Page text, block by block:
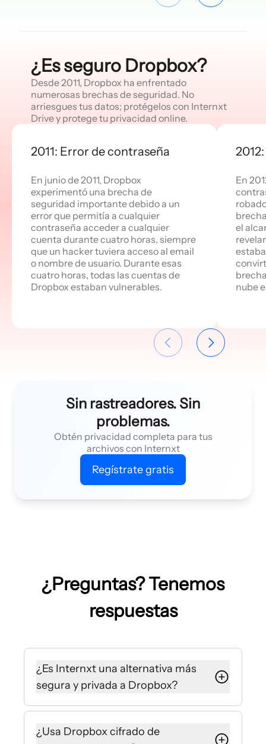
¿Es seguro Dropbox?
Desde 2011, Dropbox ha enfrentado
numerosas brechas de seguridad. No
arriesgues tus datos; protégelos con Internxt
Drive y protege tu privacidad online.
2011: Error de contraseña
En junio de 2011, Dropbox
experimentó una brecha de
seguridad importante debido a un
error que permitía a cualquier
contraseña acceder a cualquier
cuenta durante cuatro horas, siempre
que un hacker tuviera acceso al email
o nombre de usuario. Durante esas
cuatro horas, todas las cuentas de
Dropbox estaban vulnerables.
En
el
nube
Sin rastreadores. Sin
problemas.
Obtén privacidad completa para tus
archivos con Internxt
Regístrate gratis
¿Preguntas? Tenemos
respuestas
¿Es Internxt una alternativa más
segura y privada a Dropbox?
Sí, Internxt está diseñado para ser
una alternativa más segura y privada
a Dropbox. Gracias al cifrado de
¿Usa Dropbox cifrado de